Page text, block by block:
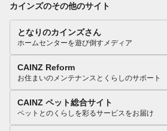
カインズのその他のサイト
となりのカインズさん
ホームセンターを遊び倒すメディア
CAINZ Reform
お住まいのメンテナンスとくらしのサポート
CAINZ ペット総合サイト
ペットとのくらしを彩るサービスをお届け